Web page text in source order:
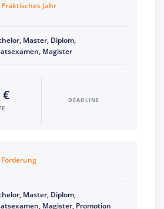
Jahr
Master, Diplom,
Magister
€ DEADLINE
Förderung
Master, Diplom,
Magister, Promotion